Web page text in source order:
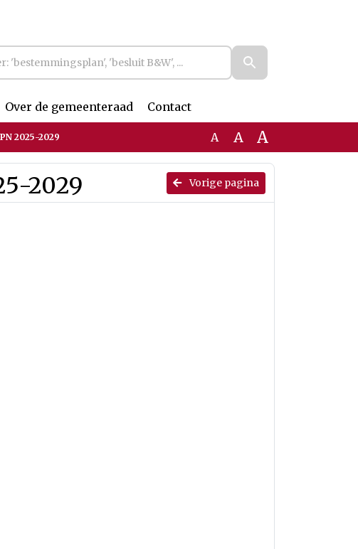
Over de gemeenteraad Contact
2025-2029 A A A
Vorige pagina
2029